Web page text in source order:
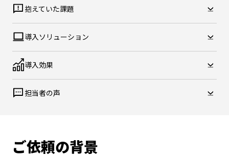
抱えていた課題
導入ソリューション
導入効果
担当者の声
ご依頼の背景